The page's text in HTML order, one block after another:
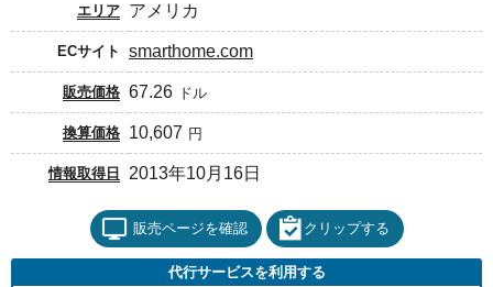
エリア アメリカ
ECサイト smarthome.com
販売価格 67.26 ドル
換算価格 10,607 円
情報取得日 2013年10月16日
販売ページを確認 クリップする
代行サービスを利用する